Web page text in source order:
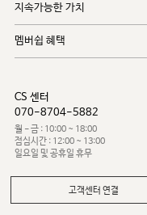
지속가능한 가치
멤버쉽 혜택
CS 센터
070-8704-5882
월 - 금 : 10:00 ~ 18:00
점심시간 : 12:00 ~ 13:00
일요일 및 공휴일 휴무
고객센터 연결